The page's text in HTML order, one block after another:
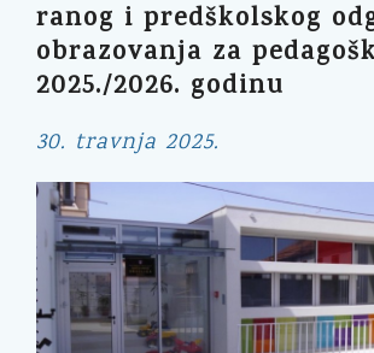
ranog i predškolskog
obrazovanja za
2025./2026. godinu
30. travnja 2025.